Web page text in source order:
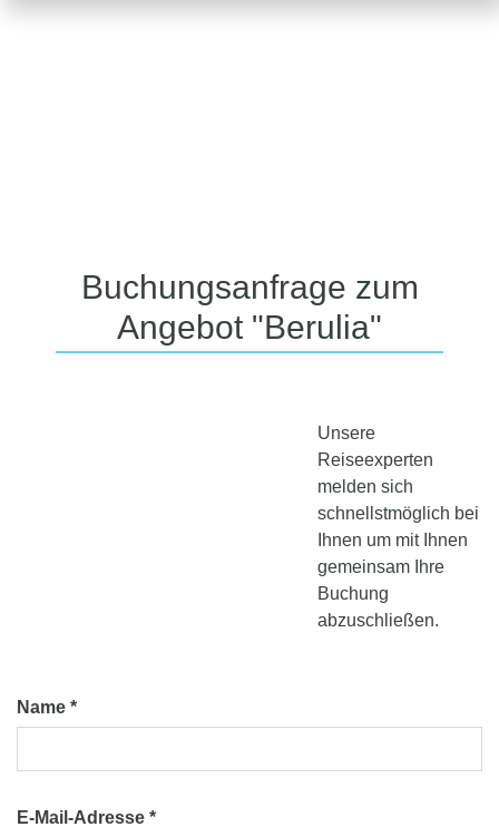
Buchungsanfrage zum
Angebot "Berulia"
Unsere
Reiseexperten
melden sich
schnellstmöglich bei
Ihnen um mit Ihnen
gemeinsam Ihre
Buchung
abzuschließen.
Name *
E-Mail-Adresse *